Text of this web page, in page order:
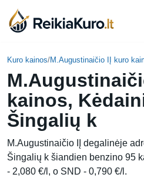
Skip
content
Kuro kainos/M.Augustinaičio IĮ kuro
kainos,
Šingalių k
M.Augustinaičio IĮ degalinėje
Šingalių k šiandien benzino 95
- 2,080 €/l, o SND - 0,790 €/l.